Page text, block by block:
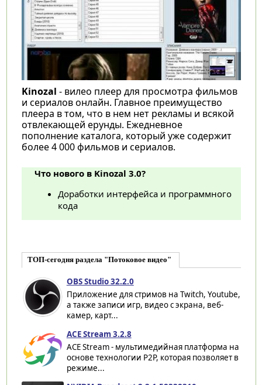
Kinozal - вилео плеер для просмотра фильмов
и сериалов онлайн. Главное преимущество
плеера в том, что в нем нет рекламы и всякой
отвлекающей ерунды. Ежедневное
пополнение каталога, который уже содержит
более 4 000 фильмов и сериалов.
Что нового в Kinozal 3.0?
Доработки интерфейса и программного
кода
ТОП-сегодня раздела "Потоковое видео"
OBS Studio 32.2.0
Приложение для стримов на Twitch, Youtube,
а также записи игр, видео с экрана, веб-
камер, карт...
ACE Stream 3.2.8
ACE Stream - мультимедийная платформа на
основе технологии P2P, которая позволяет в
режиме...